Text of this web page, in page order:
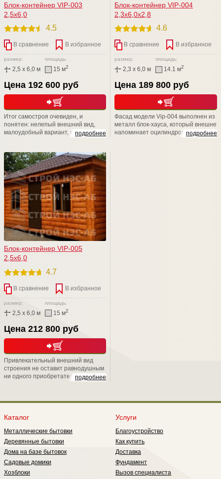
Блок-контейнер VIP-003
2,5х6,0
4.5
В сравнение В избранное
размер:
2,5 x 6,0 м
площадь:
15 м2
Цена 192 600 руб
подробнее
Итог самостроя очевиден, и
понятен: нелепый внешний вид,
малоудобный вариант, кустарная
драгоценное время на то, чтобы
возводить своими руками не пойми
что. Доверьтесь профессионалам
из компании СТРОЙ НЭСАБ-н - и
Вы не разочаруетесь!
Блок-контейнер VIP-004
2,3х6,0х2,8
4.6
В сравнение В избранное
размер:
2,3 x 6,0 м
площадь:
14.1 м2
Цена 189 800 руб
подробнее
Фасад модели Vip-004 выполнен из
металл блок-хауса, который внешне
напоминает оцилиндрованное
Блок-контейнер VIP-005
2,5х6,0
4.7
В сравнение В избранное
размер:
2,5 x 6,0 м
площадь:
15 м2
Цена 212 800 руб
подробнее
Привлекательный внешний вид
строения не оставит равнодушным
ни одного приобретателя. Скрытый
уникальную возможность положить
обеспечить круглогодичное
Каталог
Металлические бытовки
Деревянные бытовки
Дома на базе бытовок
Садовые домики
Хозблоки
Услуги
Благоустройство
Как купить
Доставка
Фундамент
Вызов специалиста